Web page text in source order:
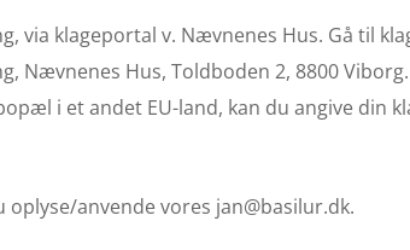
via klageportal v. Nævnenes Hus. Gå til
Nævnenes Hus, Toldboden 2, 8800 Viborg.
i et andet EU-land, kan du angive din
oplyse/anvende vores jan@basilur.dk.